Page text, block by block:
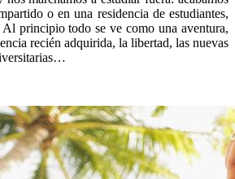
o en una residencia de estudiantes,
principio todo se ve como una aventura,
recién adquirida, la libertad, las nuevas